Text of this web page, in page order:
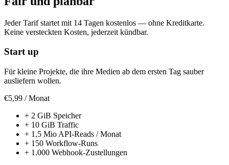
Jeder Tarif startet mit 14 Tagen kostenlos — ohne Kreditkarte.
Keine versteckten Kosten, jederzeit kündbar.
Start up
Für kleine Projekte, die ihre Medien ab dem ersten Tag sauber
ausliefern wollen.
€5,99 / Monat
+ 2 GiB Speicher
+ 10 GiB Traffic
+ 1,5 Mio API-Reads / Monat
+ 150 Workflow-Runs
+ 1.000 Webhook-Zustellungen